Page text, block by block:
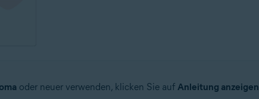
oder neuer verwenden, klicken Sie auf Anleitung anzeigen